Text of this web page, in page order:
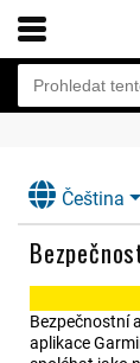
Čeština
Bezpečnostní
aplikace